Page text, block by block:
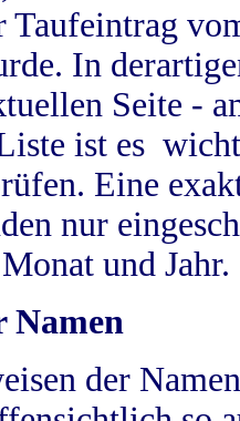
Taufeintrag
In
Seite -
ist es
Eine
nur
und Jahr.
Namen
der